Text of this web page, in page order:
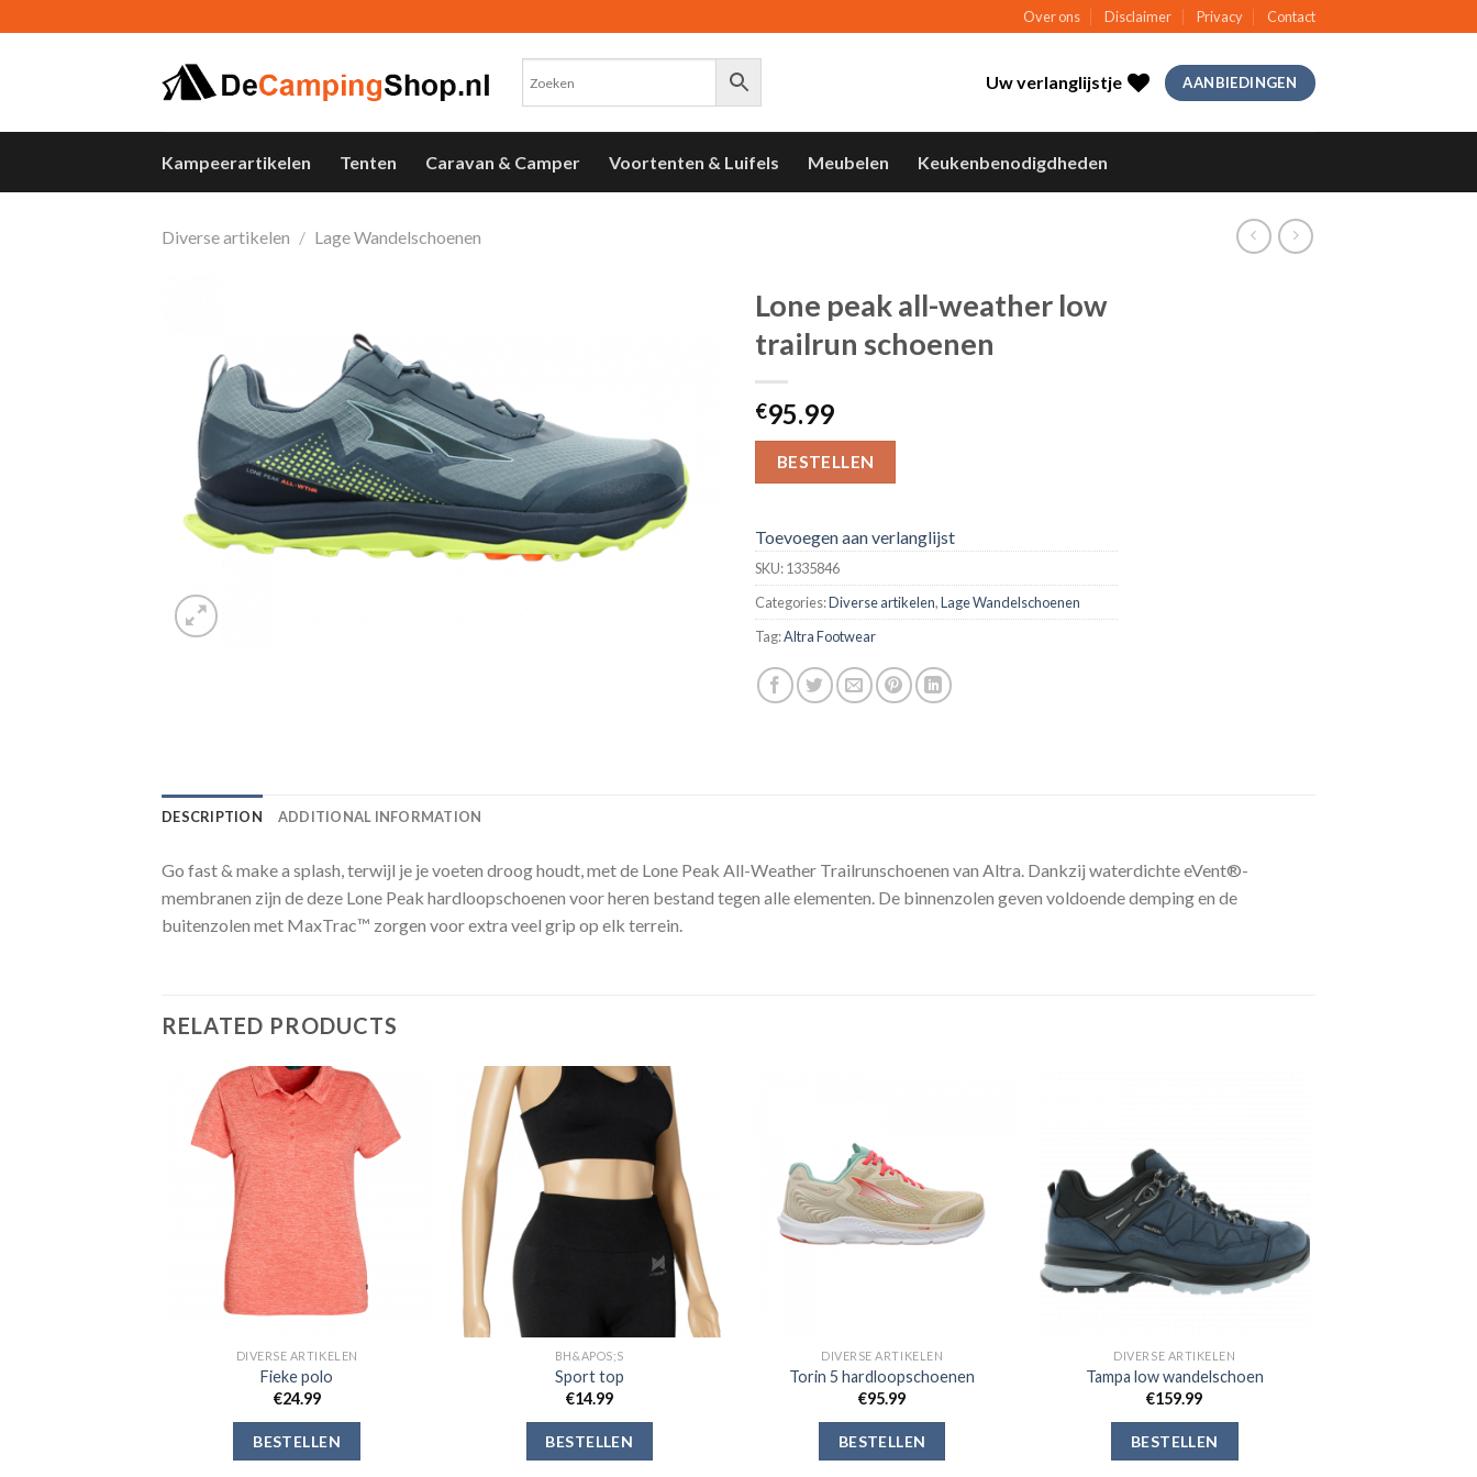
to
Over ons Disclaimer Privacy Contact
Uw verlanglijstje AANBIEDINGEN
Kampeerartikelen Tenten Caravan & Camper Voortenten & Luifels Meubelen Keukenbenodigdheden
Diverse artikelen / Lage Wandelschoenen
Lone peak all-weather low
trailrun schoenen
€95.99
BESTELLEN
Toevoegen aan verlanglijst
SKU:1335846
Categories:Diverse artikelen,Lage Wandelschoenen
Tag:Altra Footwear
DESCRIPTION ADDITIONAL INFORMATION
Go fast & make a splash, terwijl je je voeten droog houdt, met de Lone Peak All-Weather Trailrunschoenen van Altra. Dankzij waterdichte eVent®-
membranen zijn de deze Lone Peak hardloopschoenen voor heren bestand tegen alle elementen. De binnenzolen geven voldoende demping en de
buitenzolen met MaxTrac™ zorgen voor extra veel grip op elk terrein.
RELATED PRODUCTS
Toevoegen
aan
verlanglijst
DIVERSE ARTIKELEN
Fieke polo
€24.99
BESTELLEN
Toevoegen
aan
verlanglijst
BH&APOS;S
Sport top
€14.99
BESTELLEN
DIVERSE ARTIKELEN
Torin 5 hardloopschoenen
€95.99
BESTELLEN
DIVERSE ARTIKELEN
Tampa low wandelschoen
€159.99
BESTELLEN